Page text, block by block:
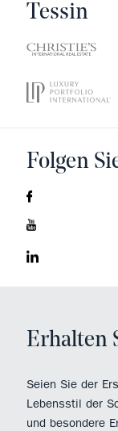
Tessin
Folgen
Erhalten
Seien Sie der
Lebensstil der
und besondere